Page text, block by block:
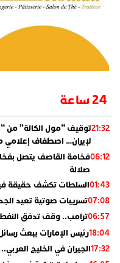
24 ساعة
21:32توقيف “مول الكالة” من
لإيران… اصطفاف إعلامي
06:12فخامة القاصف يتصل
صلالة
01:43السلطات تكشف حقيقة
07:08تسريبات صوتية تعيد الجدل
06:57ترامب.. وقف تدفق النفط
18:04رئيس الإمارات يبعث رسائل
17:32الجيران في الخليج العربي..